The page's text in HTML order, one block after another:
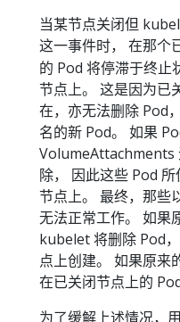
当某节点关闭但
这一事件时， 在那个
的 Pod 将停滞于终止
节点上。 这是因为已
在，亦无法删除 Pod
名的新 Pod。 如果
VolumeAttachments
除， 因此这些 Pod
节点上。 最终，那些
无法正常工作。 如果
kubelet 将删除 Pod
点上创建。 如果原来
在已关闭节点上的
为了缓解上述情况，